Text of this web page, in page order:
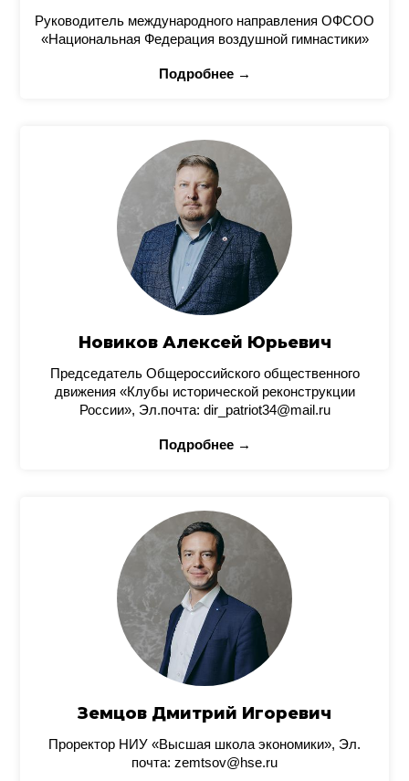
Руководитель международного направления ОФСОО
«Национальная Федерация воздушной гимнастики»
Подробнее →
Новиков Алексей Юрьевич
Председатель Общероссийского общественного
движения «Клубы исторической реконструкции
России», Эл.почта: dir_patriot34@mail.ru
Подробнее →
Земцов Дмитрий Игоревич
Проректор НИУ «Высшая школа экономики», Эл.
почта: zemtsov@hse.ru